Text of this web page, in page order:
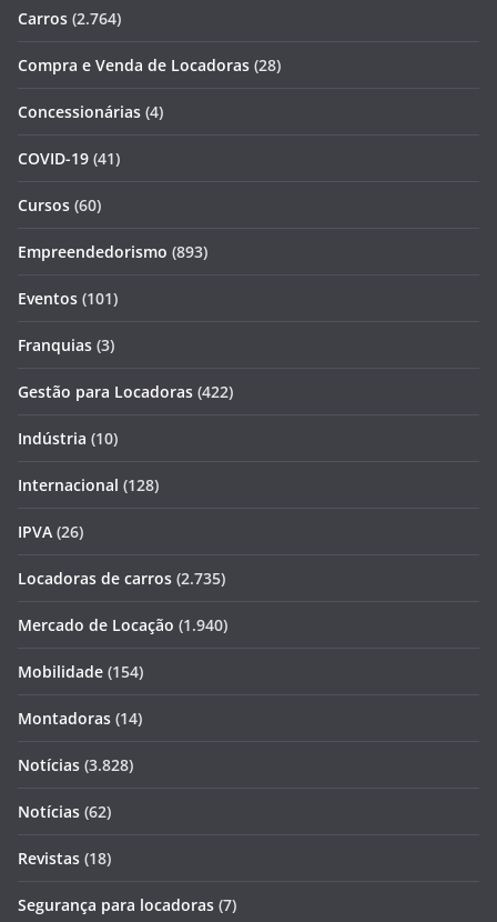
Carros (2.764)
Compra e Venda de Locadoras (28)
Concessionárias (4)
COVID-19 (41)
Cursos (60)
Empreendedorismo (893)
Eventos (101)
Franquias (3)
Gestão para Locadoras (422)
Indústria (10)
Internacional (128)
IPVA (26)
Locadoras de carros (2.735)
Mercado de Locação (1.940)
Mobilidade (154)
Montadoras (14)
Notícias (3.828)
Notícias (62)
Revistas (18)
Segurança para locadoras (7)